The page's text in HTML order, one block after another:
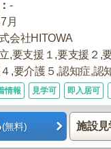
：-
月
会社HITOWA
,要支援１,要支援２,
,要介護５,認知症,認
情報 見学可 即入居可
(無料) 施設見